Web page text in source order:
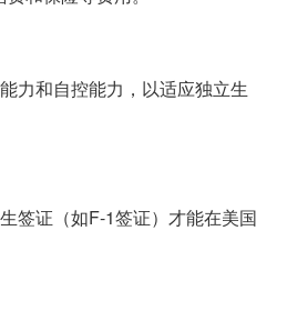
力和自控能力，以适应独立生
签证（如F-1签证）才能在美国